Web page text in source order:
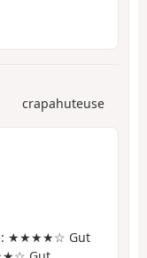
crapahuteuse
: ★★★★☆ Gut